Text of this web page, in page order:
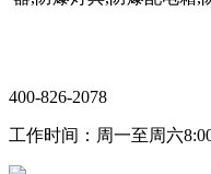
400-826-2078
工作时间：周一至周六